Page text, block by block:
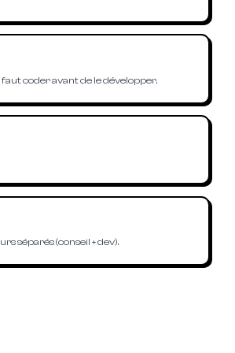
coder avant de le développer.
séparés (conseil + dev).